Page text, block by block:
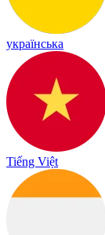
українська
Tiếng Việt